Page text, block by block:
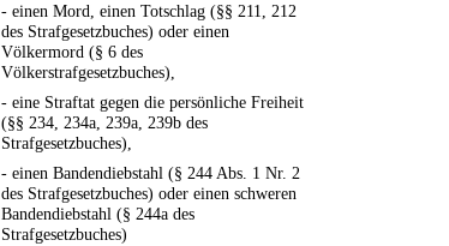
- einen Mord, einen Totschlag (§§ 211, 212
des Strafgesetzbuches) oder einen
Völkermord (§ 6 des
Völkerstrafgesetzbuches),
- eine Straftat gegen die persönliche Freiheit
(§§ 234, 234a, 239a, 239b des
Strafgesetzbuches),
- einen Bandendiebstahl (§ 244 Abs. 1 Nr. 2
des Strafgesetzbuches) oder einen schweren
Bandendiebstahl (§ 244a des
Strafgesetzbuches)